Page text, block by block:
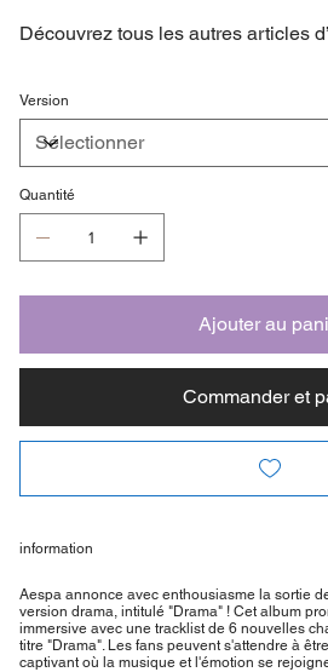
Découvrez tous les autres articles d’
Version
Quantité
Ajouter au
Commander et
information
Aespa annonce avec enthousiasme la sortie
version drama, intitulé "Drama" ! Cet album
immersive avec une tracklist de 6 nouvelles
titre "Drama". Les fans peuvent s'attendre à
captivant où la musique et l'émotion se